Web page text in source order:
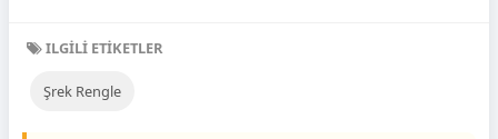
ILGILI ETIKETLER
Şrek Rengle